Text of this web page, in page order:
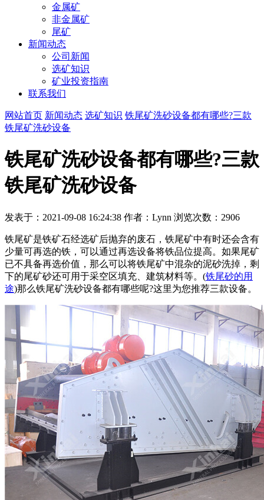
金属矿
非金属矿
尾矿
新闻动态
公司新闻
选矿知识
矿业投资指南
联系我们
网站首页 新闻动态 选矿知识 铁尾矿洗砂设备都有哪些?三款
铁尾矿洗砂设备
铁尾矿洗砂设备都有哪些?三款
铁尾矿洗砂设备
发表于：2021-09-08 16:24:38 作者：Lynn 浏览次数：2906
铁尾矿是铁矿石经选矿后抛弃的废石，铁尾矿中有时还会含有
少量可再选的铁，可以通过再选设备将铁品位提高。如果尾矿
已不具备再选价值，那么可以将铁尾矿中混杂的泥砂洗掉，剩
下的尾矿砂还可用于采空区填充、建筑材料等。(铁尾砂的用
途)那么铁尾矿洗砂设备都有哪些呢?这里为您推荐三款设备。